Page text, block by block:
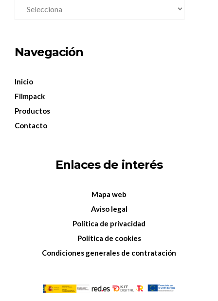
Navegación
Inicio
Filmpack
Productos
Contacto
Enlaces de interés
Mapa web
Aviso legal
Política de privacidad
Política de cookies
Condiciones generales de contratación